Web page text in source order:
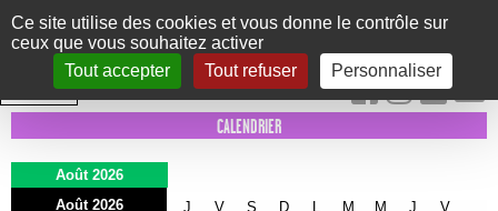
Panneau de gestion des cookies
Ce site utilise des cookies et vous donne le contrôle sur
ceux que vous souhaitez activer
Tout accepter
Tout refuser Personnaliser
Le Marni
CONCERTS DANSE/CIRQUE THÉÂTRE KIDS EXPOS EVENTS
INTRA MUROS
CALENDRIER
Août 2026
Août 2026
D L M J V S D M M J V